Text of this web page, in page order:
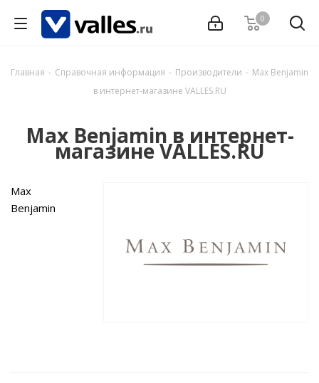
0
Главная - Справочная информация - Производители - Max Benjamin
в интернет-магазине VALLES.RU
Max Benjamin в интернет-
магазине VALLES.RU
Max
Benjamin